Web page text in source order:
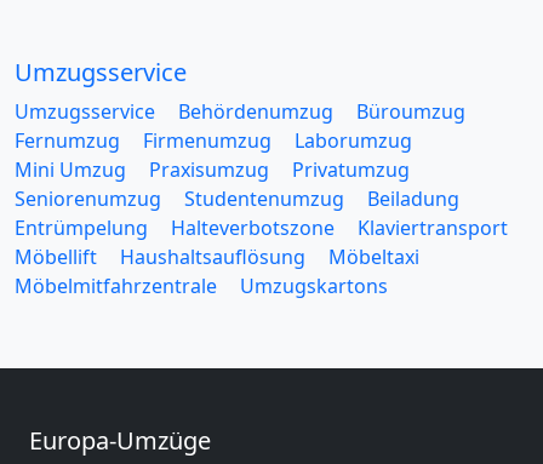
Umzugsservice
Umzugsservice Behördenumzug
Büroumzug
Fernumzug
Firmenumzug
Laborumzug
Mini Umzug
Praxisumzug
Privatumzug
Seniorenumzug
Studentenumzug
Beiladung
Entrümpelung
Halteverbotszone
Klaviertransport
Möbellift
Haushaltsauflösung
Möbeltaxi
Möbelmitfahrzentrale
Umzugskartons
Europa-Umzüge